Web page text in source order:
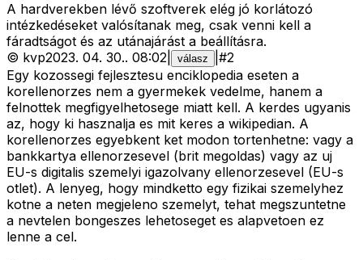
A hardverekben lévő szoftverek elég jó korlátozó
intézkedéseket valósítanak meg, csak venni kell a
fáradtságot és az utánajárást a beállításra.
© kvp2023. 04. 30.. 08:02 válasz #2
Egy kozossegi fejlesztesu enciklopedia eseten a
korellenorzes nem a gyermekek vedelme, hanem a
felnottek megfigyelhetosege miatt kell. A kerdes ugyanis
az, hogy ki hasznalja es mit keres a wikipedian. A
korellenorzes egyebkent ket modon tortenhetne: vagy a
bankkartya ellenorzesevel (brit megoldas) vagy az uj
EU-s digitalis szemelyi igazolvany ellenorzesevel (EU-s
otlet). A lenyeg, hogy mindketto egy fizikai szemelyhez
kotne a neten megjeleno szemelyt, tehat megszuntetne
a nevtelen bongeszes lehetoseget es alapvetoen ez
lenne a cel.